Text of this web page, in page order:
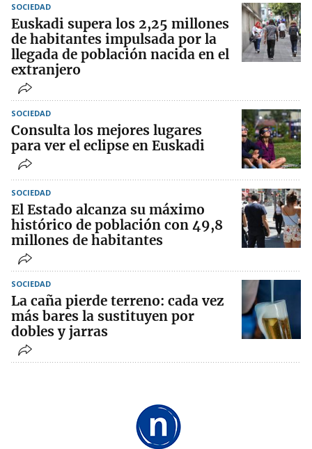
SOCIEDAD
Euskadi supera los 2,25 millones
de habitantes impulsada por la
llegada de población nacida en el
extranjero
SOCIEDAD
Consulta los mejores lugares
para ver el eclipse en Euskadi
SOCIEDAD
El Estado alcanza su máximo
histórico de población con 49,8
millones de habitantes
SOCIEDAD
La caña pierde terreno: cada vez
más bares la sustituyen por
dobles y jarras